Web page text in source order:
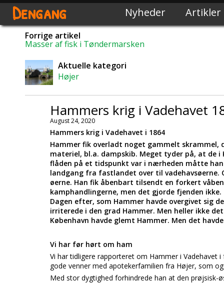
Dengang Nyheder Artikler
Forrige artikel
Masser af fisk i Tøndermarsken
Aktuelle kategori
Højer
Hammers krig i Vadehavet
August 24, 2020
Hammers krig i Vadehavet i 1864
Hammer fik overladt noget gammelt
materiel, bl.a. dampskib. Meget tyder på, at de i
flåden på et tidspunkt var i nærheden måtte
landgang fra fastlandet over til vadehavsøerne.
øerne. Han fik åbenbart tilsendt en forkert
kamphandlingerne, men det gjorde fjenden
Dagen efter, som Hammer havde overgivet sig
irriterede i den grad Hammer. Men heller ikke
København havde glemt Hammer. Men det
Vi har før hørt om ham
Vi har tidligere rapporteret om Hammer i Vadehavet
gode venner med apotekerfamilien fra Højer, som
Med stor dygtighed forhindrede han at den